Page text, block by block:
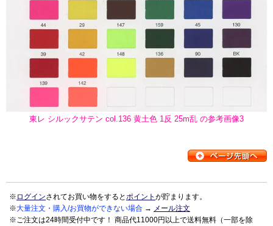
東レ シルックサテン col.136 黄土色 1反 25m乱 の参考画像3
※ ログインされてお買い物をすると ポイント が貯まります。
※大量注文・購入/お買物ができない場合 → メール注文
※ご注文は24時間受付中です！ 商品代11000円以上で送料無料（一部を除